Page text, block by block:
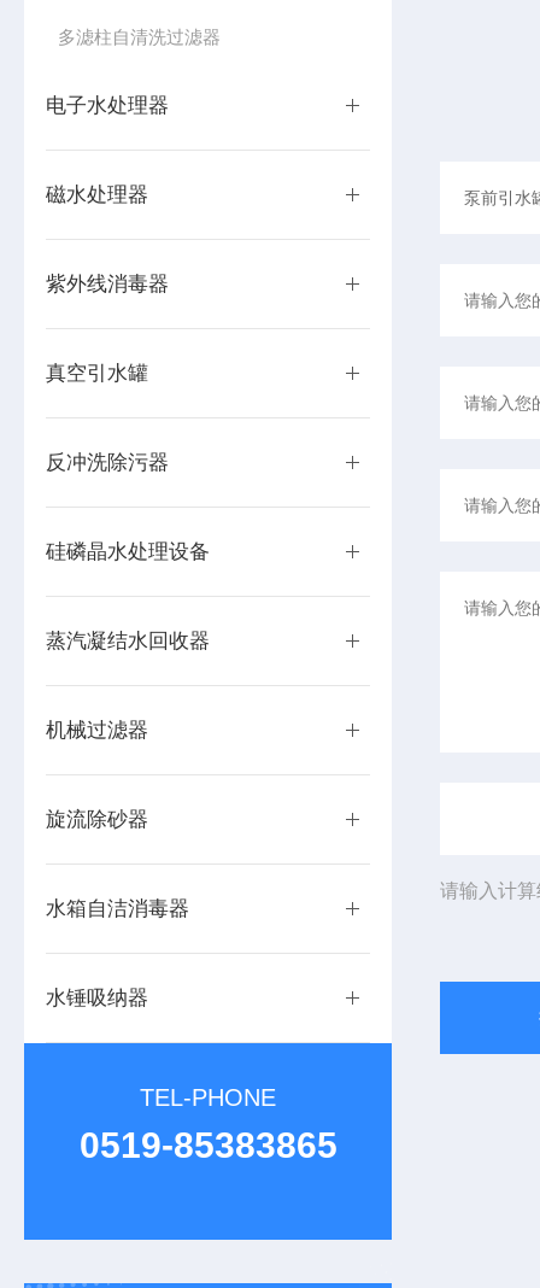
多滤柱自清洗过滤器
电子水处理器
磁水处理器
紫外线消毒器
真空引水罐
反冲洗除污器
硅磷晶水处理设备
蒸汽凝结水回收器
机械过滤器
旋流除砂器
水箱自洁消毒器
水锤吸纳器
TEL-PHONE
0519-85383865
请输入计